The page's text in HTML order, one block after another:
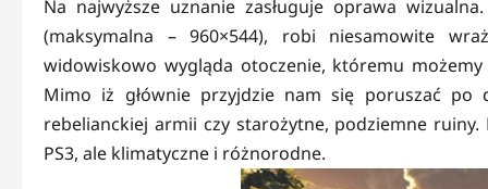
Na najwyższe uznanie zasługuje oprawa
(maksymalna – 960×544), robi niesamowite
widowiskowo wygląda otoczenie, któremu
Mimo iż głównie przyjdzie nam się poruszać
rebelianckiej armii czy starożytne, podziemne
PS3, ale klimatyczne i różnorodne.